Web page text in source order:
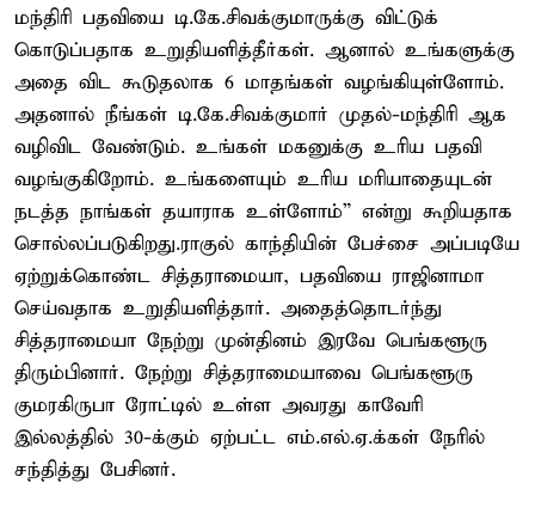
மந்திரி பதவியை டி.கே.சிவக்குமாருக்கு விட்டுக்
கொடுப்பதாக உறுதியளித்தீர்கள். ஆனால் உங்களுக்கு
அதை விட கூடுதலாக 6 மாதங்கள் வழங்கியுள்ளோம்.
அதனால் நீங்கள் டி.கே.சிவக்குமார் முதல்-மந்திரி ஆக
வழிவிட வேண்டும். உங்கள் மகனுக்கு உரிய பதவி
வழங்குகிறோம். உங்களையும் உரிய மரியாதையுடன்
நடத்த நாங்கள் தயாராக உள்ளோம்” என்று கூறியதாக
சொல்லப்படுகிறது.ராகுல் காந்தியின் பேச்சை அப்படியே
ஏற்றுக்கொண்ட சித்தராமையா, பதவியை ராஜினாமா
செய்வதாக உறுதியளித்தார். அதைத்தொடர்ந்து
சித்தராமையா நேற்று முன்தினம் இரவே பெங்களூரு
திரும்பினார். நேற்று சித்தராமையாவை பெங்களூரு
குமரகிருபா ரோட்டில் உள்ள அவரது காவேரி
இல்லத்தில் 30-க்கும் ஏற்பட்ட எம்.எல்.ஏ.க்கள் நேரில்
சந்தித்து பேசினர்.